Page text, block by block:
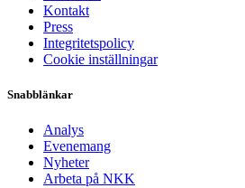
Kontakt
Press
Integritetspolicy
Cookie inställningar
Snabblänkar
Analys
Evenemang
Nyheter
Arbeta på NKK